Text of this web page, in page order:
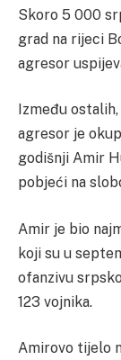
Skoro 5 000
grad na rijeci
agresor
Između
agresor je
godišnji Amir
pobjeći na
Amir je bio
koji su u
ofanzivu
123 vojnika.
Amirovo tijelo